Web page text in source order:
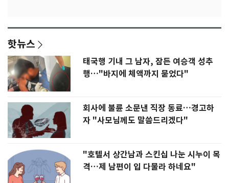
핫뉴스
태국행 기내 그 남자, 잠든 여승객 성추
행…"바지에 체액까지 묻었다"
회사에 불륜 소문낸 직장 동료…경고하
자 "사모님께도 말씀드리겠다"
"호텔서 상간남과 스킨십 나눈 시누이 목
격…제 남편이 입 다물라 하네요"